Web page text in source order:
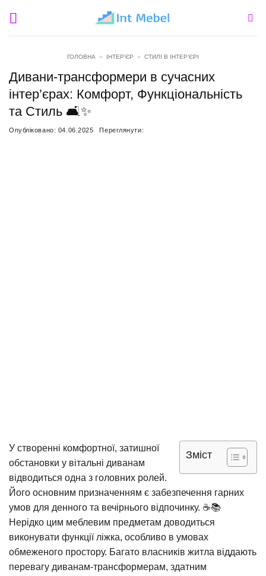
ГОЛОВНА » ІНТЕР'ЄР » СТИЛІ В ІНТЕР’ЄРІ
Дивани-трансформери в сучасних
інтер’єрах: Комфорт, Функціональність
та Стиль 🛋️✨
Опубліковано: 04.06.2025 Переглянути:
Зміст
У створенні комфортної, затишної
обстановки у вітальні диванам
відводиться одна з головних ролей.
Його основним призначенням є забезпечення гарних
умов для денного та вечірнього відпочинку. ☕📚
Нерідко цим меблевим предметам доводиться
виконувати функції ліжка, особливо в умовах
обмеженого простору. Багато власників житла віддають
перевагу диванам-трансформерам, здатним